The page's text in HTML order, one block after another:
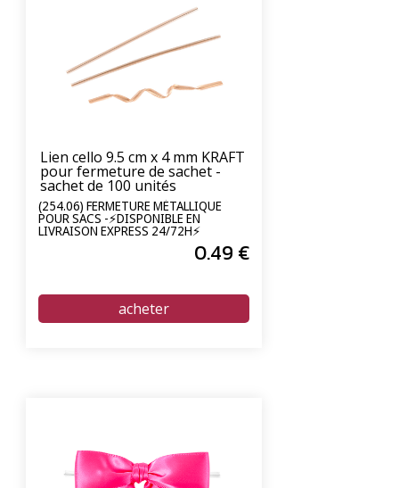
Lien cello 9.5 cm x 4 mm KRAFT
pour fermeture de sachet -
sachet de 100 unités
(254.06) FERMETURE MÉTALLIQUE
POUR SACS -⚡DISPONIBLE EN
LIVRAISON EXPRESS 24/72H⚡
0.49 €